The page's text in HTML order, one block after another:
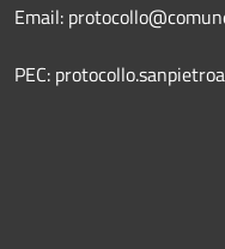
Email:
PEC: